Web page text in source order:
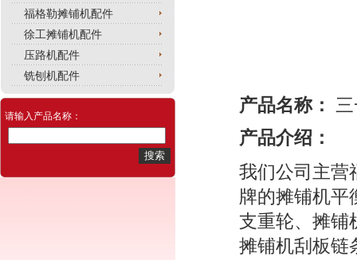
福格勒摊铺机配件
徐工摊铺机配件
压路机配件
铣刨机配件
请输入产品名称：
产品名称：
产品介绍：
我们公司主营
牌的摊铺机平
支重轮、摊铺
摊铺机刮板链